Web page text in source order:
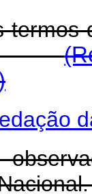
termos